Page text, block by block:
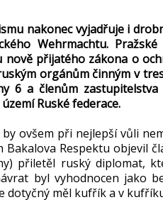
nakonec vyjadřuje i
Wehrmachtu.
nově přijatého zákona o
orgánům činným v
6 a členům
Ruské federace.
ovšem při nejlepší vůli
Bakalova Respektu objevil
přiletěl ruský diplomat,
byl vyhodnocen jako
dotyčný měl kufřík a v